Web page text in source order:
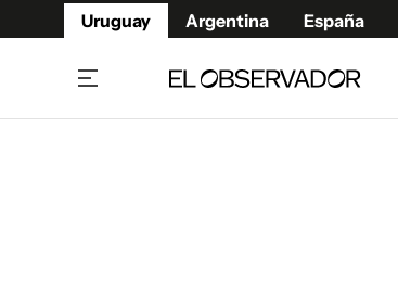
Uruguay Argentina España